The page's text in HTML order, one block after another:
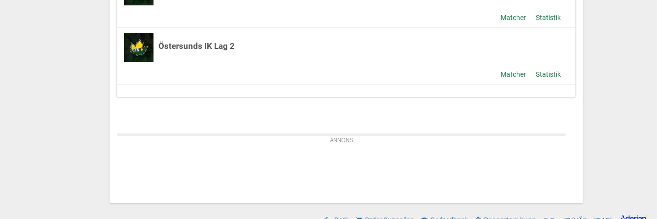
Matcher Statistik
Östersunds IK Lag 2
Matcher Statistik
ANNONS